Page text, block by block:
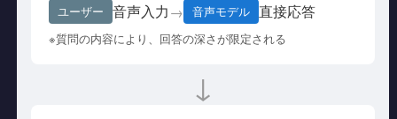
ユーザー 音声入力→ 音声モデル 直接応答
※質問の内容により、回答の深さが限定される
↓